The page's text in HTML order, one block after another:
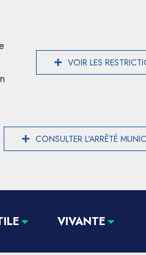
VOIR LES
CONSULTER L'ARRÊTÉ
VIVANTE